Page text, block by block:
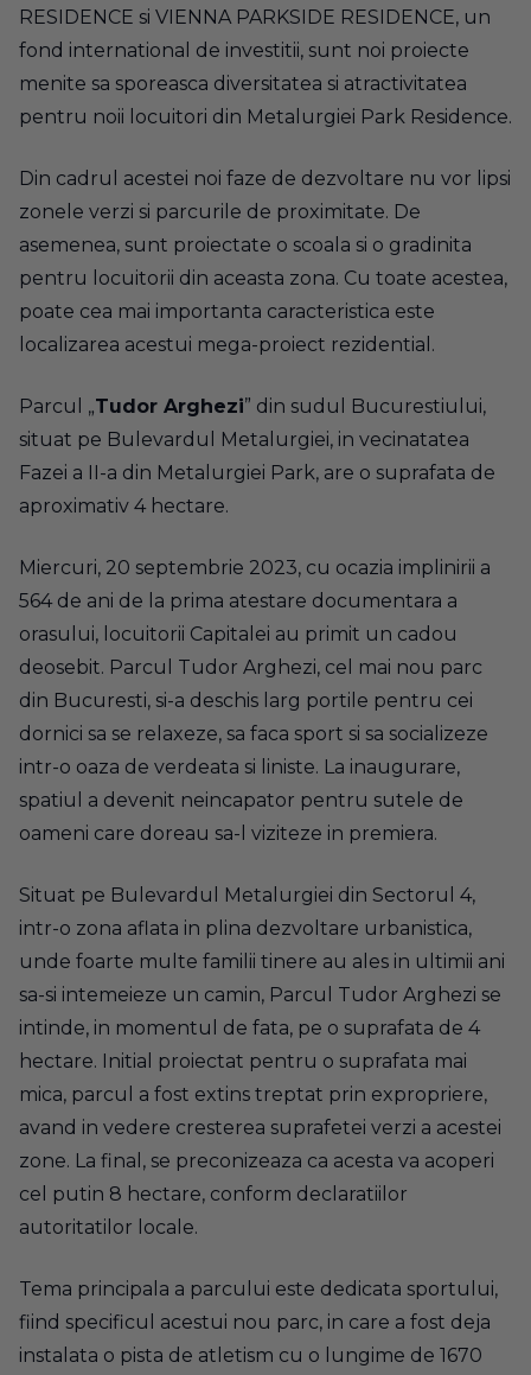
RESIDENCE si VIENNA PARKSIDE RESIDENCE, un
fond international de investitii, sunt noi proiecte
menite sa sporeasca diversitatea si atractivitatea
pentru noii locuitori din Metalurgiei Park Residence.
Din cadrul acestei noi faze de dezvoltare nu vor lipsi
zonele verzi si parcurile de proximitate. De
asemenea, sunt proiectate o scoala si o gradinita
pentru locuitorii din aceasta zona. Cu toate acestea,
poate cea mai importanta caracteristica este
localizarea acestui mega-proiect rezidential.
Parcul „Tudor Arghezi” din sudul Bucurestiului,
situat pe Bulevardul Metalurgiei, in vecinatatea
Fazei a II-a din Metalurgiei Park, are o suprafata de
aproximativ 4 hectare.
Miercuri, 20 septembrie 2023, cu ocazia implinirii a
564 de ani de la prima atestare documentara a
orasului, locuitorii Capitalei au primit un cadou
deosebit. Parcul Tudor Arghezi, cel mai nou parc
din Bucuresti, si-a deschis larg portile pentru cei
dornici sa se relaxeze, sa faca sport si sa socializeze
intr-o oaza de verdeata si liniste. La inaugurare,
spatiul a devenit neincapator pentru sutele de
oameni care doreau sa-l viziteze in premiera.
Situat pe Bulevardul Metalurgiei din Sectorul 4,
intr-o zona aflata in plina dezvoltare urbanistica,
unde foarte multe familii tinere au ales in ultimii ani
sa-si intemeieze un camin, Parcul Tudor Arghezi se
intinde, in momentul de fata, pe o suprafata de 4
hectare. Initial proiectat pentru o suprafata mai
mica, parcul a fost extins treptat prin expropriere,
avand in vedere cresterea suprafetei verzi a acestei
zone. La final, se preconizeaza ca acesta va acoperi
cel putin 8 hectare, conform declaratiilor
autoritatilor locale.
Tema principala a parcului este dedicata sportului,
fiind specificul acestui nou parc, in care a fost deja
instalata o pista de atletism cu o lungime de 1670